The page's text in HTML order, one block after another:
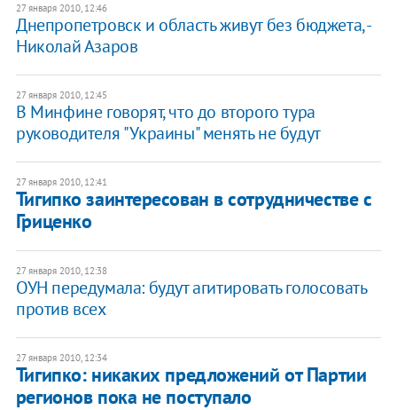
27 января 2010, 12:46
Днепропетровск и область живут без бюджета, -
Николай Азаров
27 января 2010, 12:45
В Минфине говорят, что до второго тура
руководителя "Украины" менять не будут
27 января 2010, 12:41
Тигипко заинтересован в сотрудничестве с
Гриценко
27 января 2010, 12:38
ОУН передумала: будут агитировать голосовать
против всех
27 января 2010, 12:34
Тигипко: никаких предложений от Партии
регионов пока не поступало